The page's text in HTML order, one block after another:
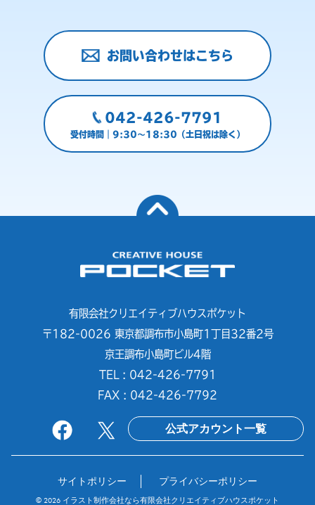
お問い合わせはこちら
042-426-7791
受付時間｜9:30～18:30（土日祝は除く）
有限会社クリエイティブハウスポケット
〒182-0026 東京都調布市小島町1丁目32番2号
京王調布小島町ビル4階
TEL : 042-426-7791
FAX : 042-426-7792
公式アカウント一覧
サイトポリシー プライバシーポリシー
© 2026 イラスト制作会社なら有限会社クリエイティブハウスポケット